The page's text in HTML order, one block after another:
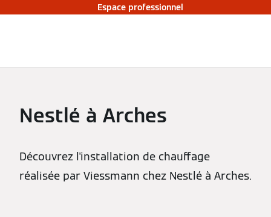
Espace professionnel
Nestlé à Arches
Découvrez l'installation de chauffage
réalisée par Viessmann chez Nestlé à Arches.